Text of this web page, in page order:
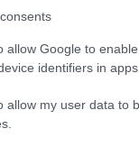
allow Google to
identifiers in apps.
allow my user data to